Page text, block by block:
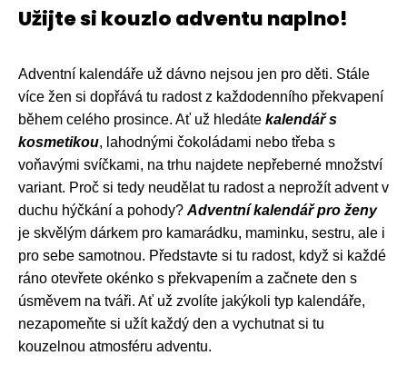
Užijte si kouzlo adventu naplno!
Adventní kalendáře už dávno nejsou jen pro děti. Stále
více žen si dopřává tu radost z každodenního překvapení
během celého prosince. Ať už hledáte kalendář s
kosmetikou, lahodnými čokoládami nebo třeba s
voňavými svíčkami, na trhu najdete nepřeberné množství
variant. Proč si tedy neudělat tu radost a neprožít advent v
duchu hýčkání a pohody? Adventní kalendář pro ženy
je skvělým dárkem pro kamarádku, maminku, sestru, ale i
pro sebe samotnou. Představte si tu radost, když si každé
ráno otevřete okénko s překvapením a začnete den s
úsměvem na tváři. Ať už zvolíte jakýkoli typ kalendáře,
nezapomeňte si užít každý den a vychutnat si tu
kouzelnou atmosféru adventu.